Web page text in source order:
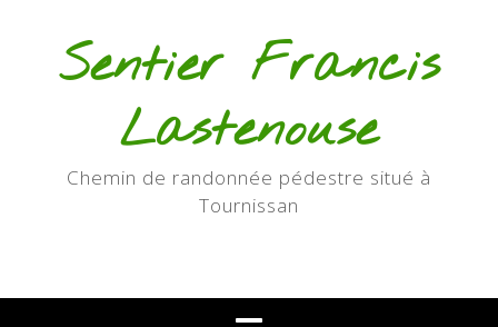
Sentier Francis
Lastenouse
Chemin de randonnée pédestre situé à
Tournissan